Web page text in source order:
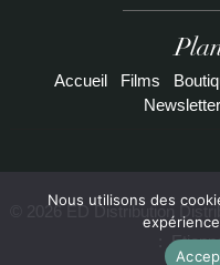
Accueil Films
Newsletter
© 2026 ED Distribution
Nous utilisons des